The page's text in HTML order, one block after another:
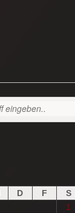
D F S
1